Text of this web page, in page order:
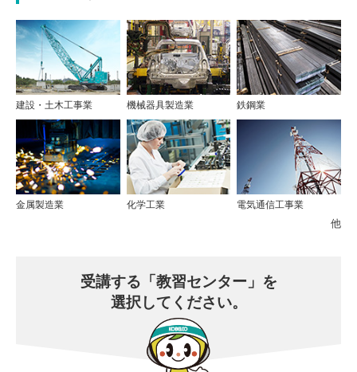
建設・土木工事業 機械器具製造業 鉄鋼業
金属製造業 化学工業 電気通信工事業
他
受講する 「教習センター」を
選択してください。